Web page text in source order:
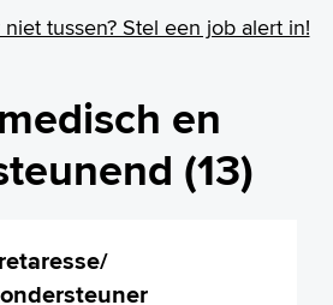
tussen? Stel een job alert in!
en
(13)